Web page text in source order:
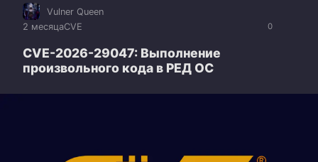
0
Vulner Queen
2 месяцаCVE
CVE-2026-29047: Выполнение
произвольного кода в РЕД ОС